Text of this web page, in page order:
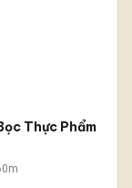
Thực Phẩm